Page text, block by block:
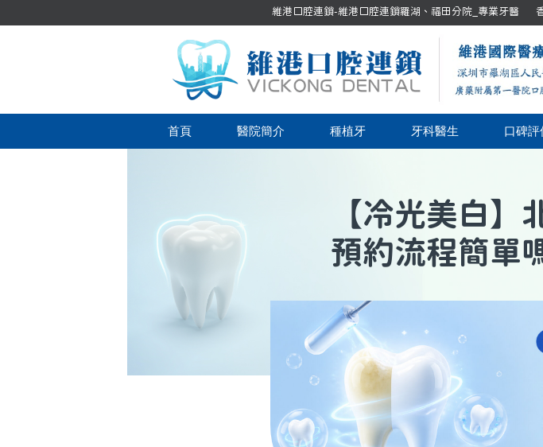
維港口腔連鎖-維港口腔連鎖羅湖、福田分院_專業牙醫
首頁 醫院簡介 種植牙 牙科醫生 口碑評
【冷光美白】
預約流程簡單